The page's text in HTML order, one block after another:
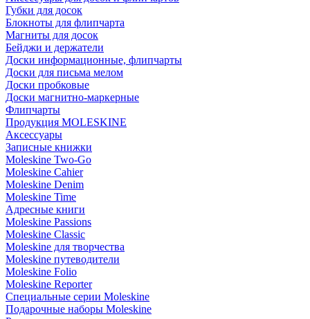
Губки для досок
Блокноты для флипчарта
Магниты для досок
Бейджи и держатели
Доски информационные, флипчарты
Доски для письма мелом
Доски пробковые
Доски магнитно-маркерные
Флипчарты
Продукция MOLESKINE
Аксессуары
Записные книжки
Moleskine Two-Go
Moleskine Cahier
Moleskine Denim
Moleskine Time
Адресные книги
Moleskine Passions
Moleskine Classic
Moleskine для творчества
Moleskine путеводители
Moleskine Folio
Moleskine Reporter
Специальные серии Moleskine
Подарочные наборы Moleskine